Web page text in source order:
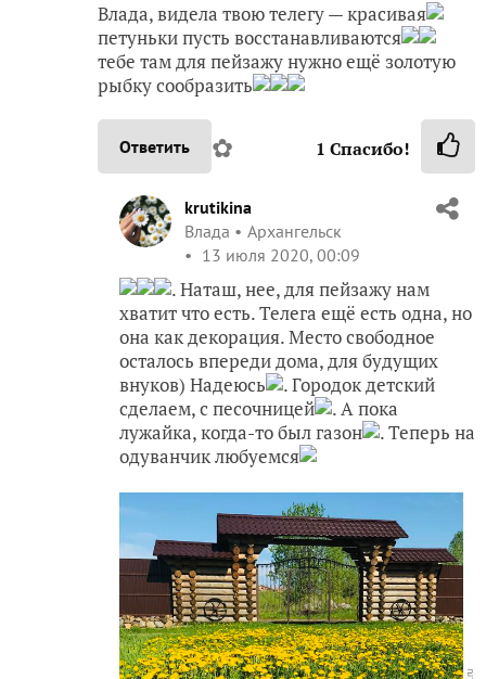
Влада, видела твою телегу — красивая
петуньки пусть восстанавливаются
тебе там для пейзажу нужно ещё золотую
рыбку сообразить
Ответить ✿ 1 Спасибо!
krutikina
Влада
Архангельск
13 июля 2020, 00:09
. Наташ, нее, для пейзажу нам
хватит что есть. Телега ещё есть одна, но
она как декорация. Место свободное
осталось впереди дома, для будущих
внуков) Надеюсь
. Городок детский
сделаем, с песочницей
. А пока
лужайка, когда-то был газон
. Теперь на
одуванчик любуемся